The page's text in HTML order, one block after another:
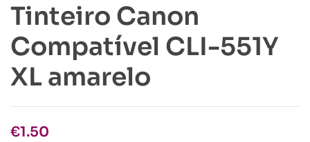
Tinteiro Canon
Compatível CLI-551Y
XL amarelo
€1.50